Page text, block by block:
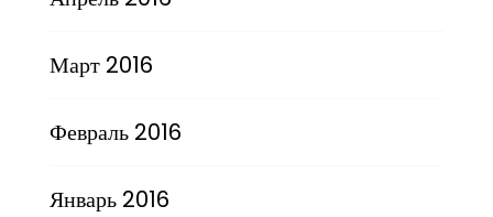
Март 2016
Февраль 2016
Январь 2016